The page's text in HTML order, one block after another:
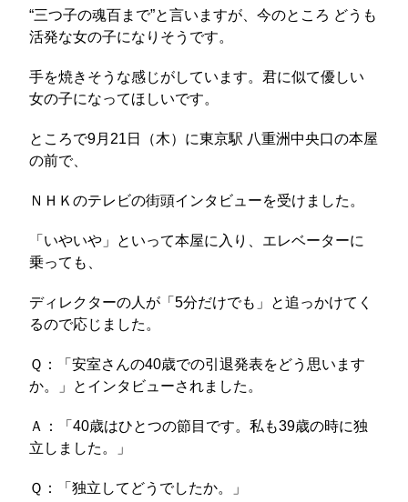
“三つ子の魂百まで”と言いますが、今のところ どうも
活発な女の子になりそうです。
手を焼きそうな感じがしています。君に似て優しい
女の子になってほしいです。
ところで9月21日（木）に東京駅 八重洲中央口の本屋
の前で、
ＮＨＫのテレビの街頭インタビューを受けました。
「いやいや」といって本屋に入り、エレベーターに
乗っても、
ディレクターの人が「5分だけでも」と追っかけてく
るので応じました。
Ｑ：「安室さんの40歳での引退発表をどう思います
か。」とインタビューされました。
Ａ：「40歳はひとつの節目です。私も39歳の時に独
立しました。」
Ｑ：「独立してどうでしたか。」